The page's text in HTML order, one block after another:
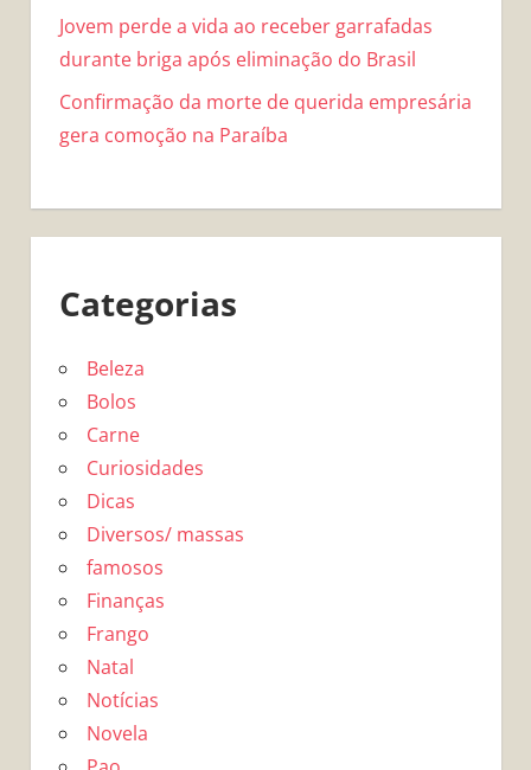
Jovem perde a vida ao receber garrafadas
durante briga após eliminação do Brasil
Confirmação da morte de querida empresária
gera comoção na Paraíba
Categorias
Beleza
Bolos
Carne
Curiosidades
Dicas
Diversos/ massas
famosos
Finanças
Frango
Natal
Notícias
Novela